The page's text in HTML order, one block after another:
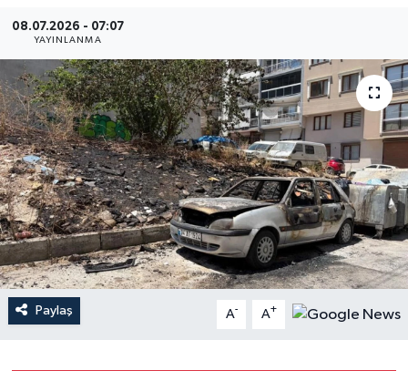
08.07.2026 - 07:07
YAYINLANMA
Paylaş A- A+
Programlar
SPOR
YAŞAM